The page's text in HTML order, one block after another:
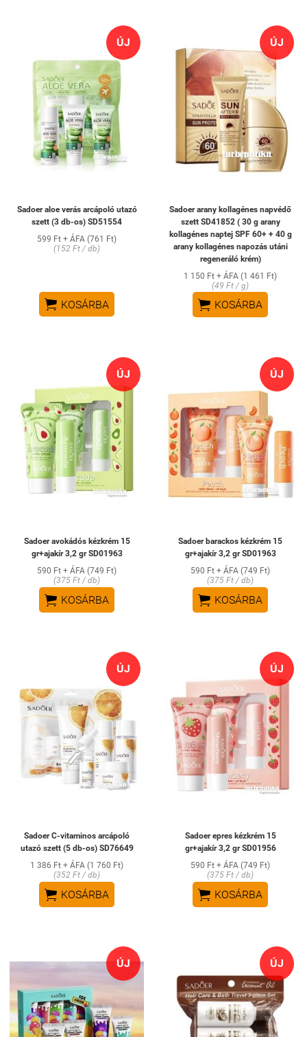
ÚJ
Sadoer aloe verás arcápoló utazó
szett (3 db-os) SD51554
599 Ft + ÁFA (761 Ft)
(152 Ft / db)
 KOSÁRBA
ÚJ
Sadoer arany kollagénes napvédő
szett SD41852 ( 30 g arany
kollagénes naptej SPF 60+ + 40 g
arany kollagénes napozás utáni
regeneráló krém)
1 150 Ft + ÁFA (1 461 Ft)
(49 Ft / g)
 KOSÁRBA
ÚJ
Sadoer avokádós kézkrém 15
gr+ajakír 3,2 gr SD01963
590 Ft + ÁFA (749 Ft)
(375 Ft / db)
 KOSÁRBA
ÚJ
Sadoer barackos kézkrém 15
gr+ajakír 3,2 gr SD01963
590 Ft + ÁFA (749 Ft)
(375 Ft / db)
 KOSÁRBA
ÚJ
Sadoer C-vitaminos arcápoló
utazó szett (5 db-os) SD76649
1 386 Ft + ÁFA (1 760 Ft)
(352 Ft / db)
 KOSÁRBA
ÚJ
Sadoer epres kézkrém 15
gr+ajakír 3,2 gr SD01956
590 Ft + ÁFA (749 Ft)
(375 Ft / db)
 KOSÁRBA
ÚJ ÚJ